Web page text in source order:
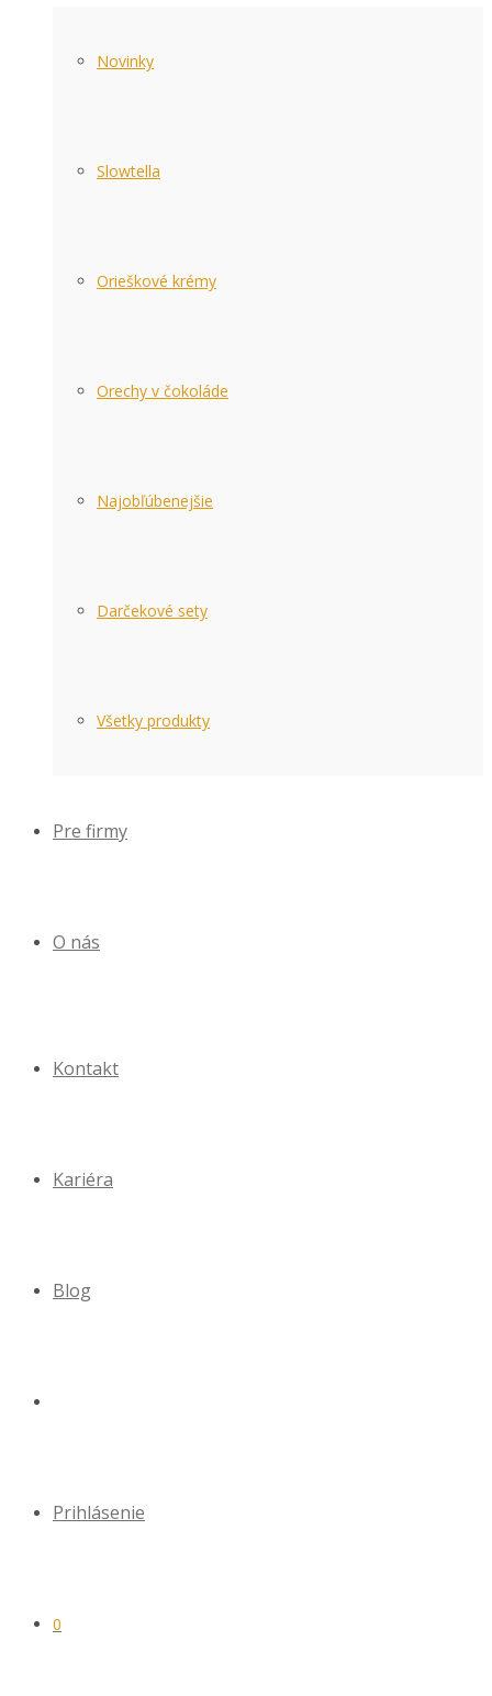
Novinky
Slowtella
Orieškové krémy
Orechy v čokoláde
Najobľúbenejšie
Darčekové sety
Všetky produkty
Pre firmy
O nás
Kontakt
Kariéra
Blog
Prihlásenie
0